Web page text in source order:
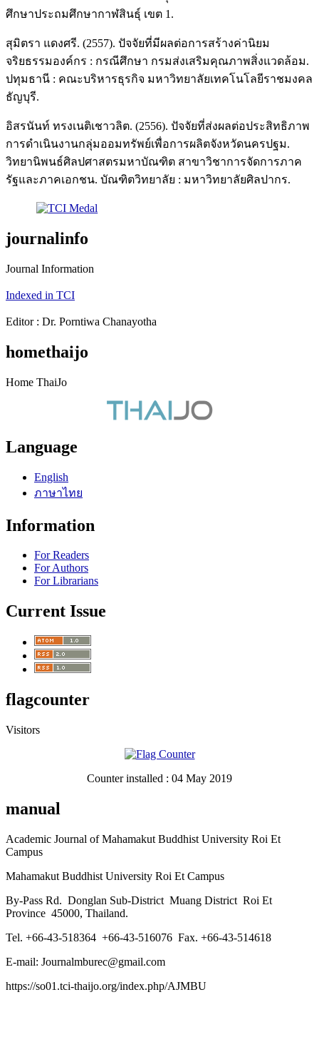
ศึกษาประถมศึกษากาฬสินธุ์ เขต 1.
สุมิตรา แดงศรี. (2557). ปัจจัยที่มีผลต่อการสร้างค่านิยม
จริยธรรมองค์กร : กรณีศึกษา กรมส่งเสริมคุณภาพสิ่งแวดล้อม.
ปทุมธานี : คณะบริหารธุรกิจ มหาวิทยาลัยเทคโนโลยีราชมงคล
ธัญบุรี.
อิสรนันท์ ทรงเนติเชาวลิต. (2556). ปัจจัยที่ส่งผลต่อประสิทธิภาพ
การดำเนินงานกลุ่มออมทรัพย์เพื่อการผลิตจังหวัดนครปฐม.
วิทยานิพนธ์ศิลปศาสตรมหาบัณฑิต สาขาวิชาการจัดการภาค
รัฐและภาคเอกชน. บัณฑิตวิทยาลัย : มหาวิทยาลัยศิลปากร.
journalinfo
Journal Information
Indexed in TCI
Editor : Dr. Porntiwa Chanayotha
homethaijo
Home ThaiJo
Language
English
ภาษาไทย
Information
For Readers
For Authors
For Librarians
Current Issue
flagcounter
Visitors
Counter installed : 04 May 2019
manual
Academic Journal of Mahamakut Buddhist University Roi Et
Campus
Mahamakut Buddhist University Roi Et Campus
By-Pass Rd. Donglan Sub-District Muang District Roi Et
Province 45000, Thailand.
Tel. +66-43-518364 +66-43-516076 Fax. +66-43-514618
E-mail: Journalmburec@gmail.com
https://so01.tci-thaijo.org/index.php/AJMBU